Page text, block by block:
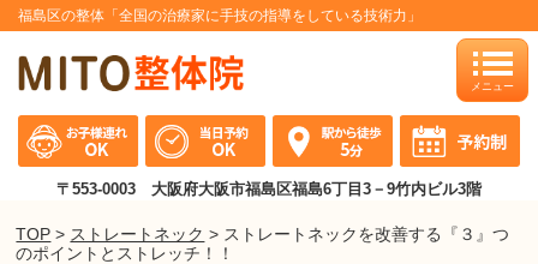
福島区の整体「全国の治療家に手技の指導をしている技術力」
〒553-0003 大阪府大阪市福島区福島6丁目3－9竹内ビル3階
toggle
TOP > ストレートネック > ストレートネックを改善する『３』つ
のポイントとストレッチ！！